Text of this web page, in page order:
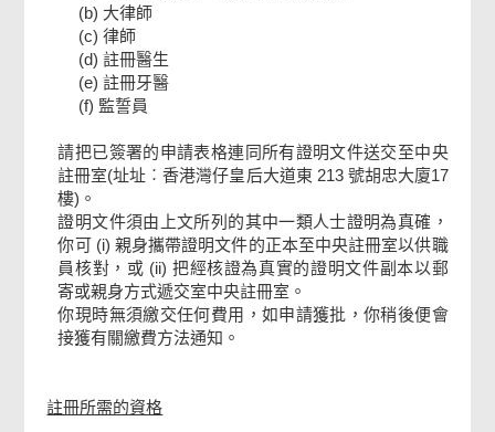
(b) 大律師
(c) 律師
(d) 註冊醫生
(e) 註冊牙醫
(f) 監誓員
請把已簽署的申請表格連同所有證明文件送交至中央
註冊室(址址︰香港灣仔皇后大道東 213 號胡忠大廈17
樓)。
證明文件須由上文所列的其中一類人士證明為真確，
你可 (i) 親身攜帶證明文件的正本至中央註冊室以供職
員核對，或 (ii) 把經核證為真實的證明文件副本以郵
寄或親身方式遞交室中央註冊室。
你現時無須繳交任何費用，如申請獲批，你稍後便會
接獲有關繳費方法通知。
註冊所需的資格